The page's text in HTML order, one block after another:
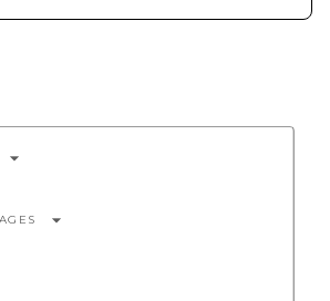
arrow_drop_down
arrow_drop_down